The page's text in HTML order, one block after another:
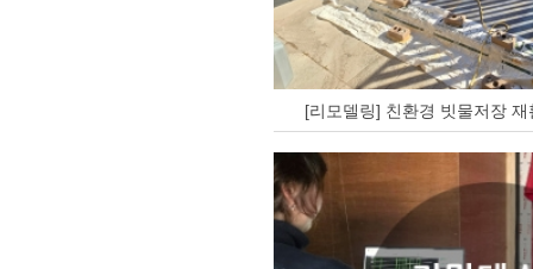
[리모델링] 친환경 빗물저장